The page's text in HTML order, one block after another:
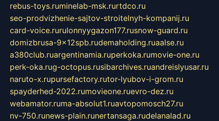
rebus-toys.ruminelab-msk.rurtdco.ru
seo-prodvizhenie-sajtov-stroitelnyh-kompanij.ru
card-voice.rurulonnyygazon177.rusnow-guard.ru
domizbrusa-9x12spb.rudemaholding.ruaalse.ru
a380club.ruargentinamia.ruperkoka.rumovie-one.ru
perk-oka.rug-octopus.rusibarchives.ruandreislyusar.ru
naruto-x.rupursefactory.rutor-lyubov-i-grom.ru
spayderhed-2022.rumovieone.ruevro-dez.ru
webamator.ruma-absolut1.ruavtopomosch27.ru
nv-750.runews-plain.runertansaga.rudelanalad.ru